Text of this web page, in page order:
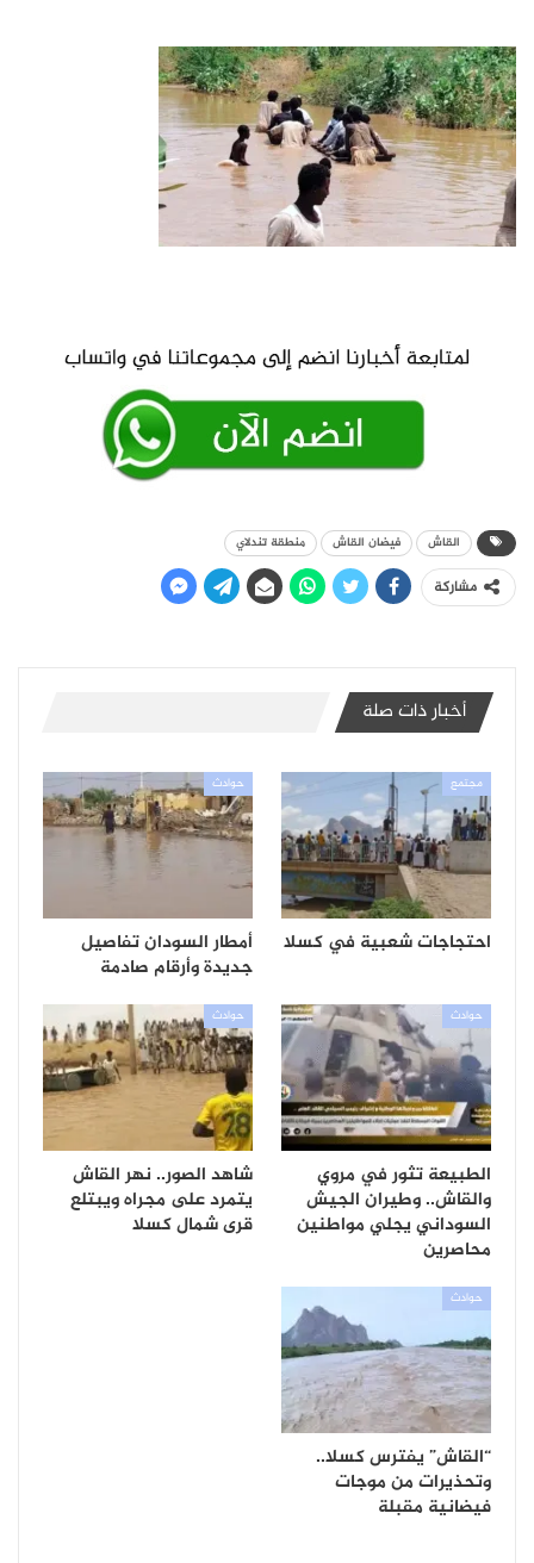
القاش فيضان القاش منطقة تندلاي
مشاركة
أخبار ذات صلة
مجتمع
احتجاجات شعبية في كسلا
حوادث
أمطار السودان تفاصيل
جديدة وأرقام صادمة
حوادث
الطبيعة تثور في مروي
والقاش.. وطيران الجيش
السوداني يجلي مواطنين
محاصرين
حوادث
شاهد الصور.. نهر القاش
يتمرد على مجراه ويبتلع
قرى شمال كسلا
حوادث
“القاش” يفترس كسلا..
وتحذيرات من موجات
فيضانية مقبلة